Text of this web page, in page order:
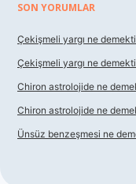
SON YORUMLAR
Çekişmeli yargı ne
Çekişmeli yargı ne
Chiron astrolojide ne
Chiron astrolojide ne
Ünsüz benzeşmesi ne